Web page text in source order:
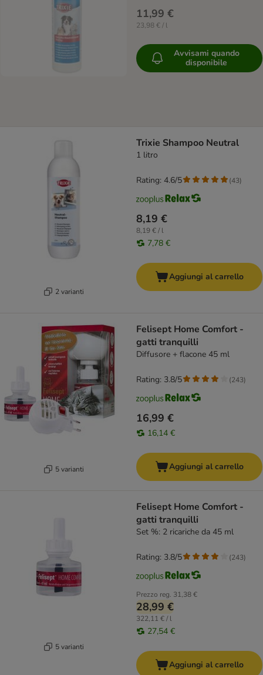
11,99 €
23,98 € / l
Avvisami quando
disponibile
2 varianti
Trixie Shampoo Neutral
1 litro
8,19 €
8,19 € / l
7,78 €
Rating: 4.6/5 (43)
Aggiungi al carrello
5 varianti
Felisept Home Comfort -
gatti tranquilli
Diffusore + flacone 45 ml
16,99 €
16,14 €
Rating: 3.8/5 (243)
Aggiungi al carrello
5 varianti
Felisept Home Comfort -
gatti tranquilli
Set %: 2 ricariche da 45 ml
Prezzo reg. 31,38 €
28,99 €
322,11 € / l
27,54 €
Rating: 3.8/5 (243)
Aggiungi al carrello